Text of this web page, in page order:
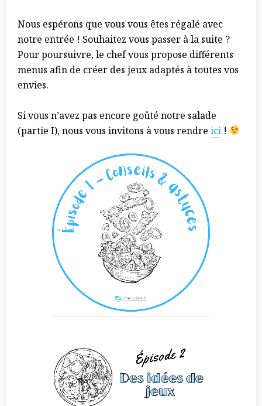
Nous espérons que vous vous êtes régalé avec
notre entrée ! Souhaitez vous passer à la suite ?
Pour poursuivre, le chef vous propose différents
menus afin de créer des jeux adaptés à toutes vos
envies.
Si vous n’avez pas encore goûté notre salade
(partie I), nous vous invitons à vous rendre ici !